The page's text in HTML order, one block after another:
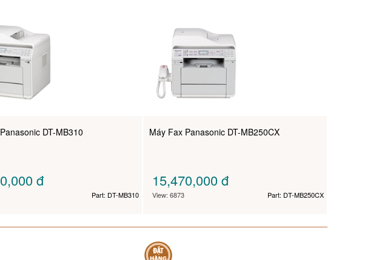
DT-MB310
đ
Part: DT-MB310
Máy Fax Panasonic DT-MB250CX
15,470,000đ
View: 6873 Part: DT-MB250CX